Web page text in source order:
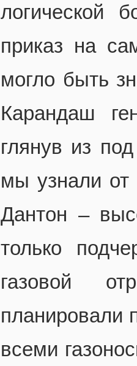
логической
приказ на
могло быть
Карандаш
глянув из
мы узнали
Дантон –
только
газовой
планировали
всеми